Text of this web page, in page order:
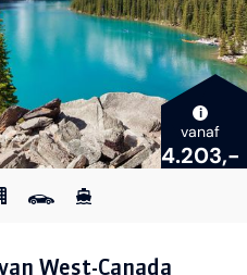
i
vanaf
4.203,-
West-Canada